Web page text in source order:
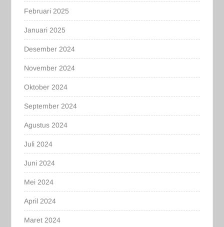
Februari 2025
Januari 2025
Desember 2024
November 2024
Oktober 2024
September 2024
Agustus 2024
Juli 2024
Juni 2024
Mei 2024
April 2024
Maret 2024